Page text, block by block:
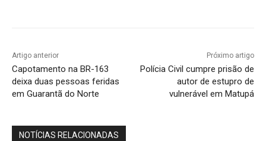
Artigo anterior
Capotamento na BR-163
deixa duas pessoas feridas
em Guarantã do Norte
Próximo artigo
Polícia Civil cumpre prisão de
autor de estupro de
vulnerável em Matupá
NOTÍCIAS RELACIONADAS